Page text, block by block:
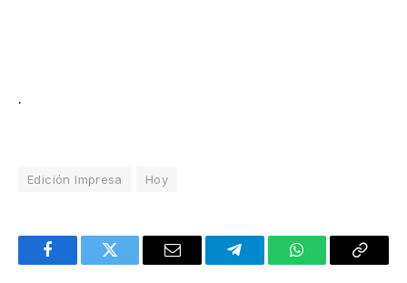
.
Edición Impresa Hoy
FacebookTwitter Email TelegramWhatsAppCopy